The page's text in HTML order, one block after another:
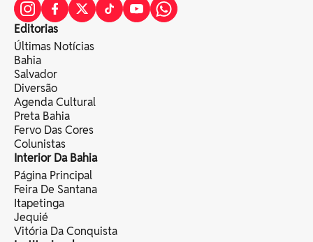
Editorias
Últimas Notícias
Bahia
Salvador
Diversão
Agenda Cultural
Preta Bahia
Fervo Das Cores
Colunistas
Interior Da Bahia
Página Principal
Feira De Santana
Itapetinga
Jequié
Vitória Da Conquista